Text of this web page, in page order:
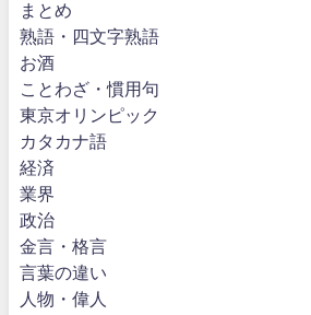
まとめ
熟語・四文字熟語
お酒
ことわざ・慣用句
東京オリンピック
カタカナ語
経済
業界
政治
金言・格言
言葉の違い
人物・偉人